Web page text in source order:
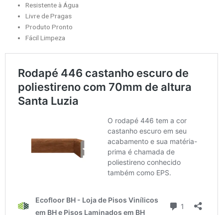
Resistente à Água
Livre de Pragas
Produto Pronto
Fácil Limpeza